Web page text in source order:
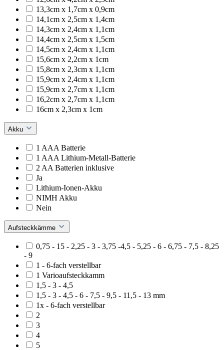
13,3cm x 1,7cm x 0,9cm
14,1cm x 2,5cm x 1,4cm
14,3cm x 2,4cm x 1,1cm
14,4cm x 2,5cm x 1,5cm
14,5cm x 2,4cm x 1,1cm
15,6cm x 2,2cm x 1cm
15,8cm x 2,3cm x 1,1cm
15,9cm x 2,4cm x 1,1cm
15,9cm x 2,7cm x 1,1cm
16,2cm x 2,7cm x 1,1cm
16cm x 2,3cm x 1cm
Akku
1 AAA Batterie
1 AAA Lithium-Metall-Batterie
2 AA Batterien inklusive
Ja
Lithium-Ionen-Akku
NIMH Akku
Nein
Aufsteckkämme
0,75 - 15 - 2,25 - 3 - 3,75 -4,5 - 5,25 - 6 - 6,75 - 7,5 - 8,25
- 9
1 - 6-fach verstellbar
1 Varioaufsteckkamm
1,5 - 3 - 4,5
1,5 - 3 - 4,5 - 6 - 7,5 - 9,5 - 11,5 - 13 mm
1x - 6-fach verstellbar
2
3
4
5